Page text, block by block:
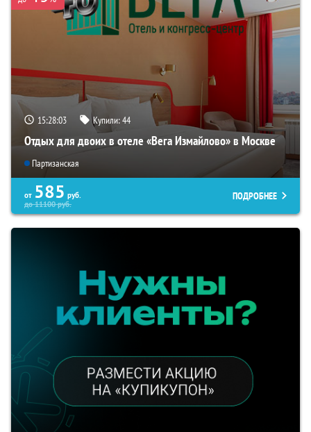
15:28:02 Купили:44
Отдых для двоих в отеле «Вега Измайлово» в Москве
Партизанская
от 585 руб.
до11100руб.
ПОДРОБНЕЕ